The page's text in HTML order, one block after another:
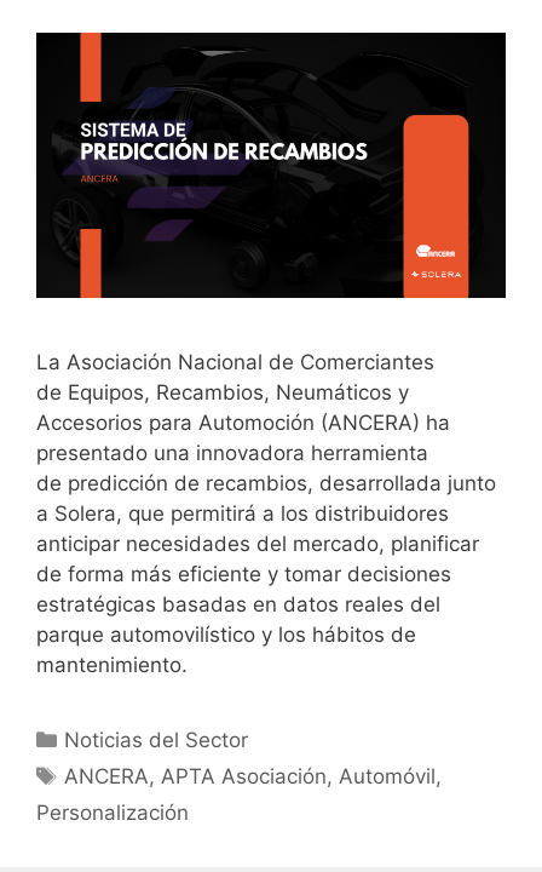
La Asociación Nacional de Comerciantes
de Equipos, Recambios, Neumáticos y
Accesorios para Automoción (ANCERA) ha
presentado una innovadora herramienta
de predicción de recambios, desarrollada junto
a Solera, que permitirá a los distribuidores
anticipar necesidades del mercado, planificar
de forma más eficiente y tomar decisiones
estratégicas basadas en datos reales del
parque automovilístico y los hábitos de
mantenimiento.
Noticias del Sector
ANCERA, APTA Asociación, Automóvil,
Personalización